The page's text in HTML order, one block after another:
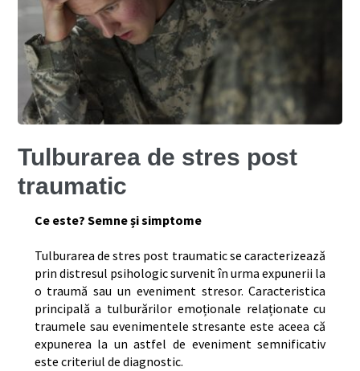
Tulburarea de stres post
traumatic
Ce este? Semne și simptome
Tulburarea de stres post traumatic se caracterizează
prin distresul psihologic survenit în urma expunerii la
o traumă sau un eveniment stresor. Caracteristica
principală a tulburărilor emoționale relaționate cu
traumele sau evenimentele stresante este aceea că
expunerea la un astfel de eveniment semnificativ
este criteriul de diagnostic.